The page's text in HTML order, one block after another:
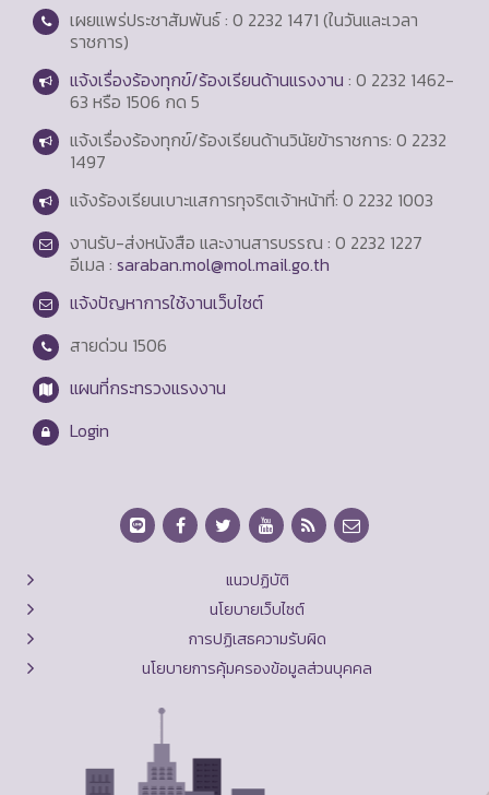
เผยแพร่ประชาสัมพันธ์ : 0 2232 1471 (ในวันและเวลา
ราชการ)
แจ้งเรื่องร้องทุกข์/ร้องเรียนด้านแรงงาน : 0 2232 1462-
63 หรือ 1506 กด 5
แจ้งเรื่องร้องทุกข์/ร้องเรียนด้านวินัยข้าราชการ: 0 2232
1497
แจ้งร้องเรียนเบาะแสการทุจริตเจ้าหน้าที่: 0 2232 1003
งานรับ-ส่งหนังสือ และงานสารบรรณ : 0 2232 1227
อีเมล : saraban.mol@mol.mail.go.th
แจ้งปัญหาการใช้งานเว็บไซต์
สายด่วน 1506
แผนที่กระทรวงแรงงาน
Login
แนวปฏิบัติ
นโยบายเว็บไซต์
การปฏิเสธความรับผิด
นโยบายการคุ้มครองข้อมูลส่วนบุคคล